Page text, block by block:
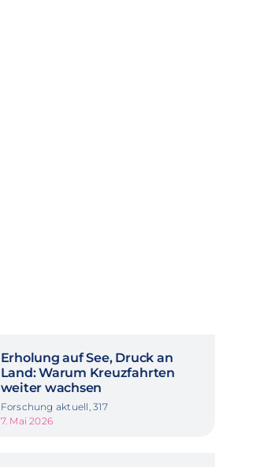
Erholung auf See, Druck an
Land: Warum Kreuzfahrten
weiter wachsen
Forschung aktuell, 317
7. Mai 2026